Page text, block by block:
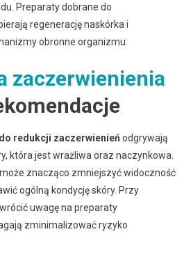
Preparaty dobrane do
regenerację naskórka i
obronne organizmu.
zaczerwienienia
redukcji zaczerwienień odgrywają
która jest wrażliwa oraz naczynkowa.
znacząco zmniejszyć widoczność
ogólną kondycję skóry. Przy
uwagę na preparaty
zminimalizować ryzyko